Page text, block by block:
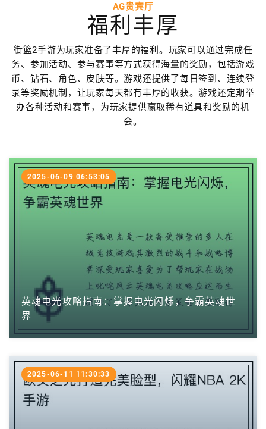
AG贵宾厅
福利丰厚
街篮2手游为玩家准备了丰厚的福利。玩家可以通过完成任
务、参加活动、参与赛事等方式获得海量的奖励，包括游戏
币、钻石、角色、皮肤等。游戏还提供了每日签到、连续登
录等奖励机制，让玩家每天都有丰厚的收获。游戏还定期举
办各种活动和赛事，为玩家提供赢取稀有道具和奖励的机
会。
英魂电光攻略指南：掌握电光闪烁，争霸英魂世
界
2025-06-09 06:53:05
2025-06-11 11:30:33